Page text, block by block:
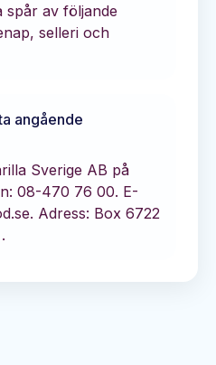
spår av följande
selleri och
angående
Sverige AB på
08-470 76 00. E-
Adress: Box 6722